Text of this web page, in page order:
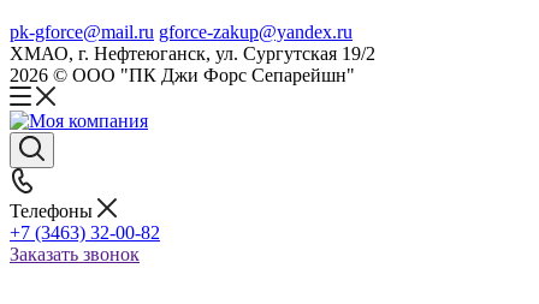
pk-gforce@mail.ru gforce-zakup@yandex.ru
ХМАО, г. Нефтеюганск, ул. Сургутская 19/2
2026 © ООО "ПК Джи Форс Сепарейшн"
Телефоны
+7 (3463) 32-00-82
Заказать звонок